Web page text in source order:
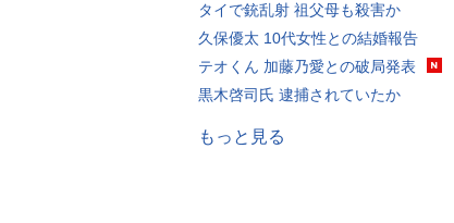
タイで銃乱射 祖父母も殺害か
久保優太 10代女性との結婚報告
テオくん 加藤乃愛との破局発表
黒木啓司氏 逮捕されていたか
もっと見る